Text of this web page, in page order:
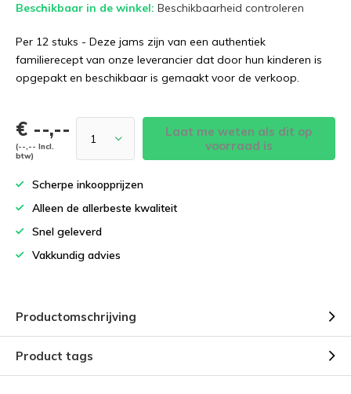
Beschikbaar in de winkel: Beschikbaarheid controleren
Per 12 stuks - Deze jams zijn van een authentiek
familierecept van onze leverancier dat door hun kinderen is
opgepakt en beschikbaar is gemaakt voor de verkoop.
€ --,--
(--,-- Incl.
btw)
Laat me weten als dit op
voorraad is
Scherpe inkoopprijzen
Alleen de allerbeste kwaliteit
Snel geleverd
Vakkundig advies
Productomschrijving
Product tags